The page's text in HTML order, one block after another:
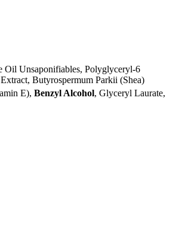
Oil Unsaponifiables, Polyglyceryl-6
Butyrospermum Parkii (Shea)
E), Benzyl Alcohol, Glyceryl Laurate,